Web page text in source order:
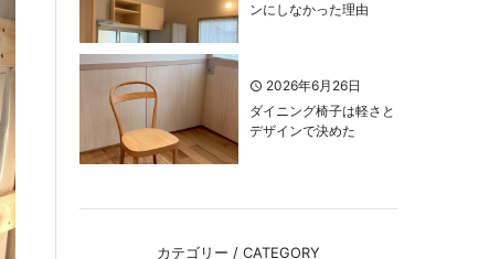
ンにしなかった理由
2026年6月26日
ダイニング椅子は軽さと
デザインで決めた
カテゴリー / CATEGORY